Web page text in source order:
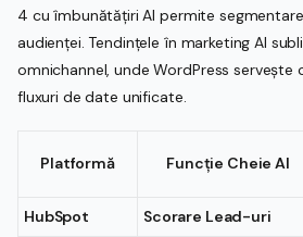
4 cu îmbunătățiri AI permite
audienței. Tendințele în marketing AI
omnichannel, unde WordPress servește
fluxuri de date unificate.
Platformă Funcție Cheie AI
HubSpot
Scorare Lead-uri